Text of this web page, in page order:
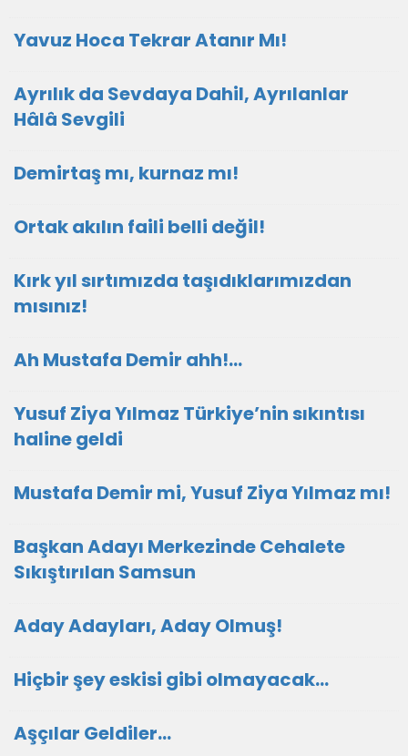
Yavuz Hoca Tekrar Atanır Mı!
Ayrılık da Sevdaya Dahil, Ayrılanlar
Hâlâ Sevgili
Demirtaş mı, kurnaz mı!
Ortak akılın faili belli değil!
Kırk yıl sırtımızda taşıdıklarımızdan
mısınız!
Ah Mustafa Demir ahh!…
Yusuf Ziya Yılmaz Türkiye’nin sıkıntısı
haline geldi
Mustafa Demir mi, Yusuf Ziya Yılmaz mı!
Başkan Adayı Merkezinde Cehalete
Sıkıştırılan Samsun
Aday Adayları, Aday Olmuş!
Hiçbir şey eskisi gibi olmayacak…
Aşçılar Geldiler…